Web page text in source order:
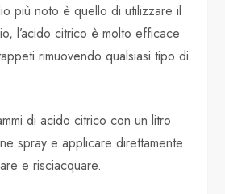
più noto è quello di utilizzare il
l’acido citrico è molto efficace
rimuovendo qualsiasi tipo di
di acido citrico con un litro
spray e applicare direttamente
e risciacquare.